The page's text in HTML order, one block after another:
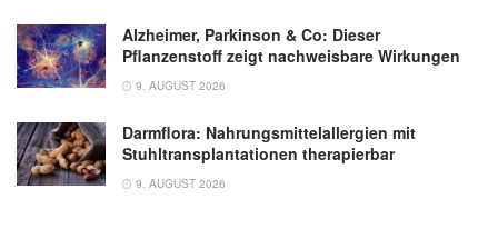
Alzheimer, Parkinson & Co: Dieser
Pflanzenstoff zeigt nachweisbare Wirkungen
9. AUGUST 2026
Darmflora: Nahrungsmittelallergien mit
Stuhltransplantationen therapierbar
9. AUGUST 2026